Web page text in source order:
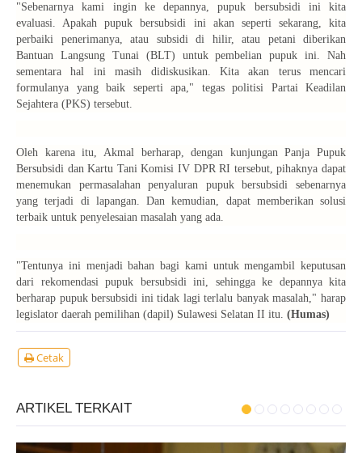
"Sebenarnya kami ingin ke depannya, pupuk bersubsidi ini kita
evaluasi. Apakah pupuk bersubsidi ini akan seperti sekarang, kita
perbaiki penerimanya, atau subsidi di hilir, atau petani diberikan
Bantuan Langsung Tunai (BLT) untuk pembelian pupuk ini. Nah
sementara hal ini masih didiskusikan. Kita akan terus mencari
formulanya yang baik seperti apa," tegas politisi Partai Keadilan
Sejahtera (PKS) tersebut.
Oleh karena itu, Akmal berharap, dengan kunjungan Panja Pupuk
Bersubsidi dan Kartu Tani Komisi IV DPR RI tersebut, pihaknya dapat
menemukan permasalahan penyaluran pupuk bersubsidi sebenarnya
yang terjadi di lapangan. Dan kemudian, dapat memberikan solusi
terbaik untuk penyelesaian masalah yang ada.
"Tentunya ini menjadi bahan bagi kami untuk mengambil keputusan
dari rekomendasi pupuk bersubsidi ini, sehingga ke depannya kita
berharap pupuk bersubsidi ini tidak lagi terlalu banyak masalah," harap
legislator daerah pemilihan (dapil) Sulawesi Selatan II itu. (Humas)
Cetak
ARTIKEL TERKAIT